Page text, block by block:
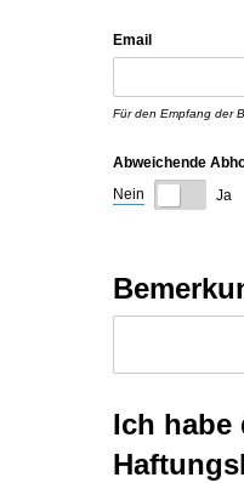
Email
Für den Empfang der
Abweichende
Nein
Ja
Ich habe